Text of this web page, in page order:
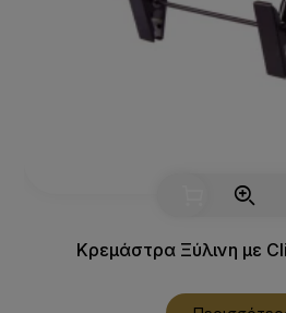
Κρεμάστρα Ξύλινη με